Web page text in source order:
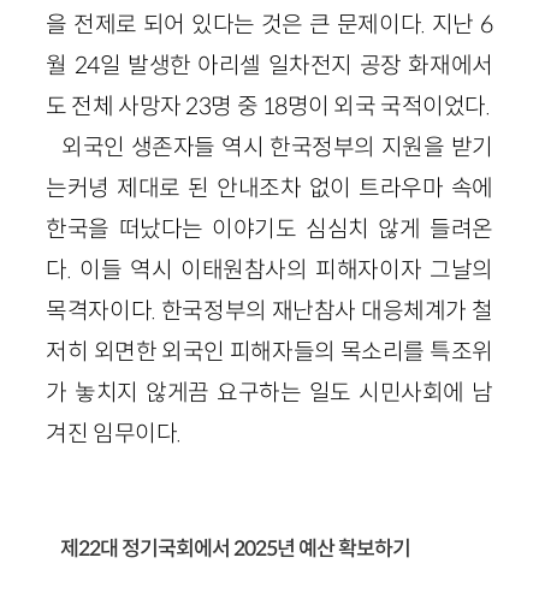
을 전제로 되어 있다는 것은 큰 문제이다. 지난 6
월 24일 발생한 아리셀 일차전지 공장 화재에서
도 전체 사망자 23명 중 18명이 외국 국적이었다.
외국인 생존자들 역시 한국정부의 지원을 받기
는커녕 제대로 된 안내조차 없이 트라우마 속에
한국을 떠났다는 이야기도 심심치 않게 들려온
다. 이들 역시 이태원참사의 피해자이자 그날의
목격자이다. 한국정부의 재난참사 대응체계가 철
저히 외면한 외국인 피해자들의 목소리를 특조위
가 놓치지 않게끔 요구하는 일도 시민사회에 남
겨진 임무이다.
제22대 정기국회에서 2025년 예산 확보하기